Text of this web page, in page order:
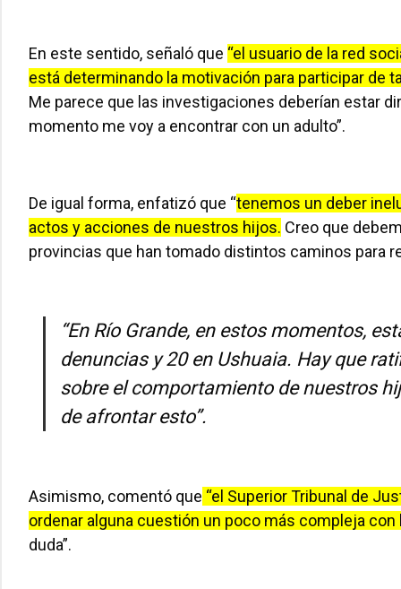
En este sentido, señaló que “el usuario de la red
está determinando la motivación para participar de
Me parece que las investigaciones deberían estar
momento me voy a encontrar con un adulto”.
De igual forma, enfatizó que “tenemos un deber
actos y acciones de nuestros hijos. Creo que
provincias que han tomado distintos caminos para
“En Río Grande, en estos momentos,
denuncias y 20 en Ushuaia. Hay que
sobre el comportamiento de nuestros
de afrontar esto”.
Asimismo, comentó que “el Superior Tribunal de
ordenar alguna cuestión un poco más compleja
duda”.